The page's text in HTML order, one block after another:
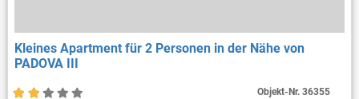
Kleines Apartment für 2 Personen in der Nähe von
PADOVA III
Objekt-Nr.36355